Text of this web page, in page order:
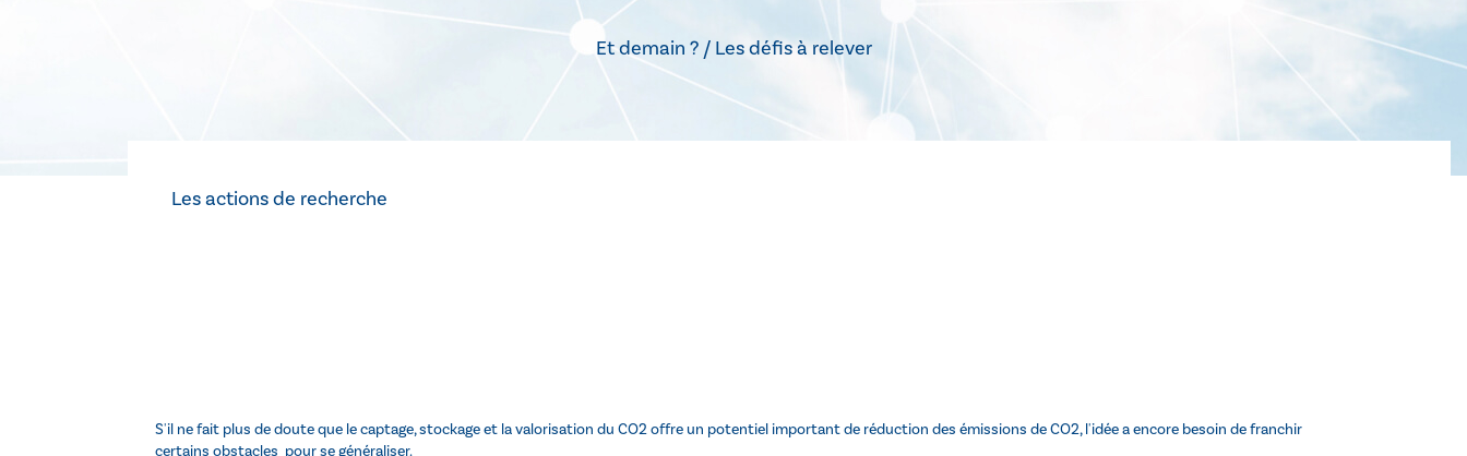
Et demain ? / Les défis à relever
Les actions de recherche
S'il ne fait plus de doute que le captage, stockage et la valorisation du CO2 offre un potentiel important de réduction des émissions de CO2, l'idée a encore besoin de franchir
certains obstacles pour se généraliser.